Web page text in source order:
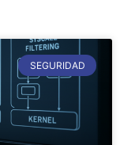
SEGURIDAD